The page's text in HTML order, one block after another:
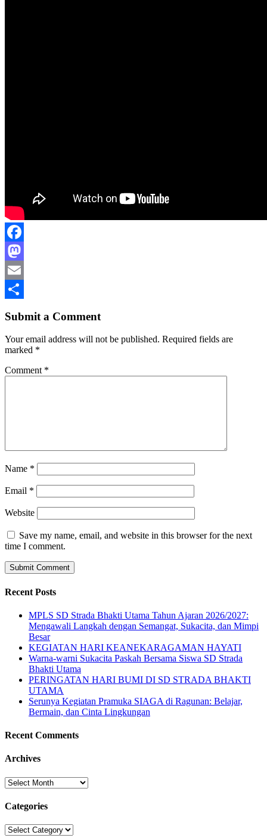
Facebook
Mastodon
Email
Submit a Comment
Your email address will not be published. Required fields are
marked *
Comment *
Name *
Email *
Website
Save my name, email, and website in this browser for the next
time I comment.
Recent Posts
MPLS SD Strada Bhakti Utama Tahun Ajaran 2026/2027:
Mengawali Langkah dengan Semangat, Sukacita, dan Mimpi
Besar
KEGIATAN HARI KEANEKARAGAMAN HAYATI
Warna-warni Sukacita Paskah Bersama Siswa SD Strada
Bhakti Utama
PERINGATAN HARI BUMI DI SD STRADA BHAKTI
UTAMA
Serunya Kegiatan Pramuka SIAGA di Ragunan: Belajar,
Bermain, dan Cinta Lingkungan
Recent Comments
Archives
Archives
Categories
Categories